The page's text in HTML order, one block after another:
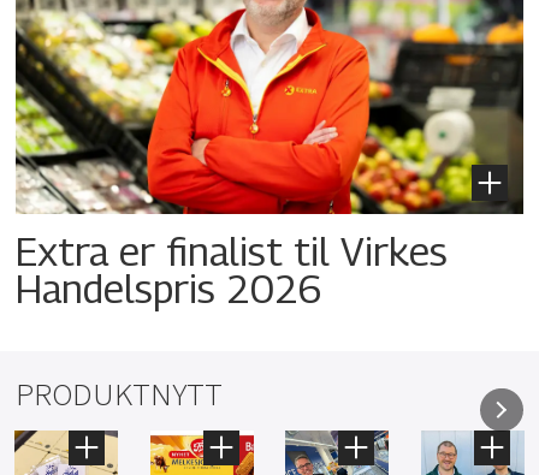
Extra er finalist til Virkes
Handelspris 2026
PRODUKTNYTT